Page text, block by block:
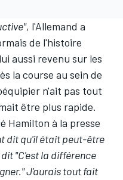
, l'Allemand a
de l'histoire
aussi revenu sur les
la course au sein de
n'ait pas tout
être plus rapide.
Hamilton à la presse
dit qu'il était peut-être
"C'est la différence
J'aurais tout fait